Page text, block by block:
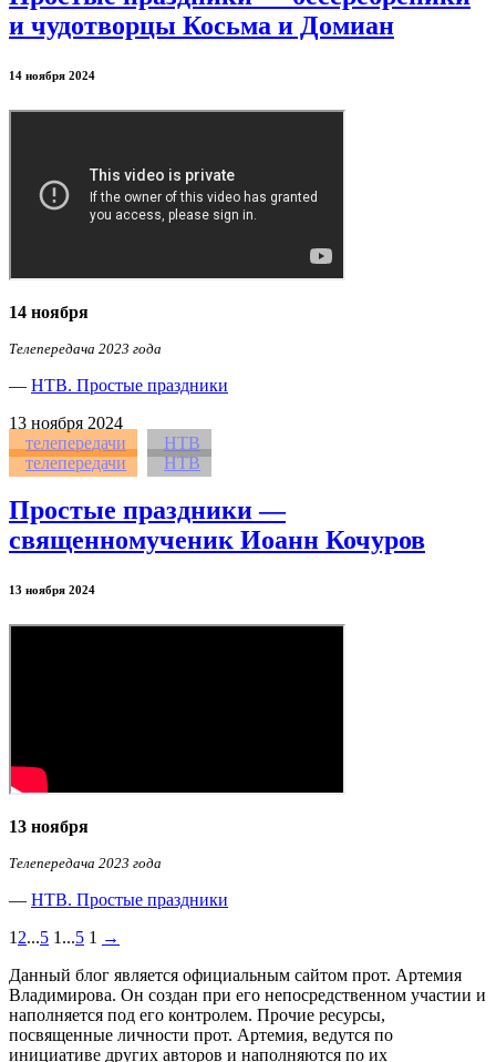
и чудотворцы Косьма и Домиан
14 ноября 2024
14 ноября
Телепередача 2023 года
— НТВ. Простые праздники
13 ноября 2024
телепередачи
НТВ
телепередачи
НТВ
Простые праздники —
священномученик Иоанн Кочуров
13 ноября 2024
13 ноября
Телепередача 2023 года
— НТВ. Простые праздники
1 2...5 1 ...5 1 →
Данный блог является официальным сайтом прот. Артемия
Владимирова. Он создан при его непосредственном участии и
наполняется под его контролем. Прочие ресурсы,
посвященные личности прот. Артемия, ведутся по
инициативе других авторов и наполняются по их